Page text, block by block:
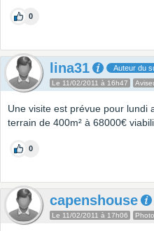
0
lina31 Auteur du
Le 11/02/2011 à 16h47
Une visite est prévue pour lundi
terrain de 400m² à 68000€
0
capenshouse
Le 11/02/2011 à 17h06